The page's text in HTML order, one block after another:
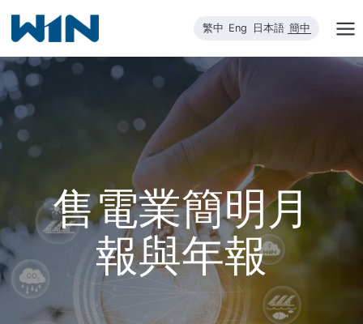
内
容
繁中 Eng 日本語 簡中
售電業簡明月
報與年報